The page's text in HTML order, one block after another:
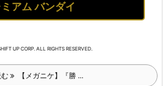
アム バンダイ
UP CORP. ALL RIGHTS RESERVED.
【メガニケ】『勝 ...